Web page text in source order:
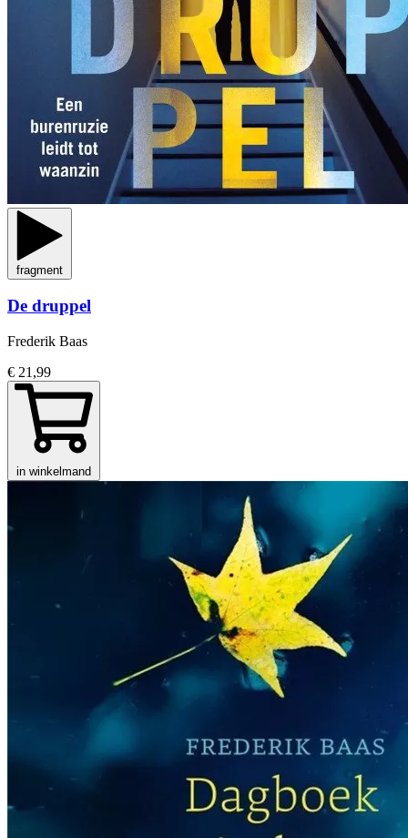
fragment
De druppel
Frederik Baas
€ 21,99
in winkelmand